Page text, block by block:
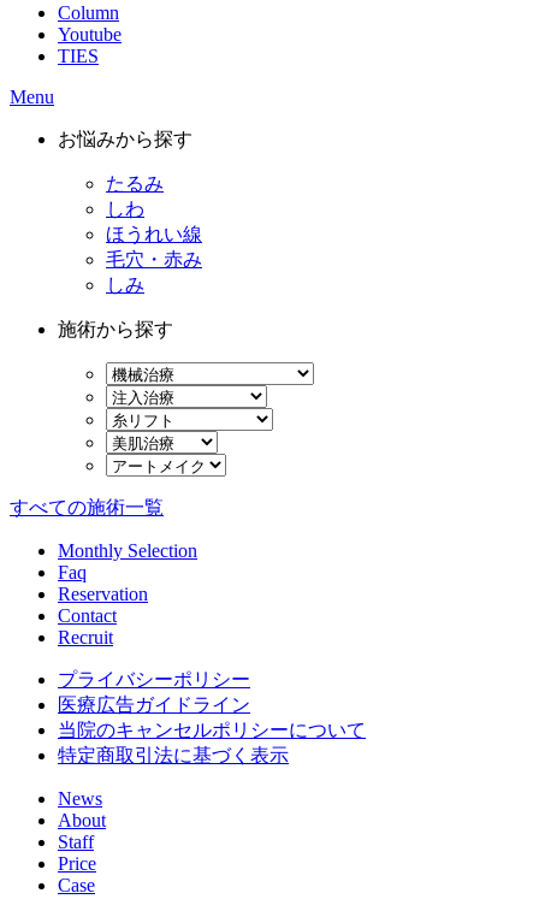
Column
Youtube
TIES
Menu
お悩みから探す
たるみ
しわ
ほうれい線
毛穴・赤み
しみ
施術から探す
すべての施術一覧
Monthly Selection
Faq
Reservation
Contact
Recruit
プライバシーポリシー
医療広告ガイドライン
当院のキャンセルポリシーについて
特定商取引法に基づく表示
News
About
Staff
Price
Case